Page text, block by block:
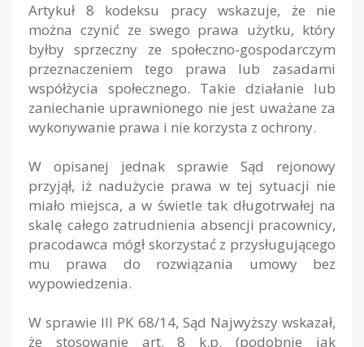
Artykuł 8 kodeksu pracy wskazuje, że nie
można czynić ze swego prawa użytku, który
byłby sprzeczny ze społeczno-gospodarczym
przeznaczeniem tego prawa lub zasadami
współżycia społecznego. Takie działanie lub
zaniechanie uprawnionego nie jest uważane za
wykonywanie prawa i nie korzysta z ochrony.
W opisanej jednak sprawie Sąd rejonowy
przyjął, iż nadużycie prawa w tej sytuacji nie
miało miejsca, a w świetle tak długotrwałej na
skalę całego zatrudnienia absencji pracownicy,
pracodawca mógł skorzystać z przysługującego
mu prawa do rozwiązania umowy bez
wypowiedzenia.
W sprawie III PK 68/14, Sąd Najwyższy wskazał,
że stosowanie art. 8 k.p. (podobnie jak